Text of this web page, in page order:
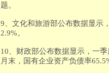
题。
9、文化和旅游部公布数据显示
2.9%。
10、财政部公布数据显示，一
月末，国有企业资产负债率